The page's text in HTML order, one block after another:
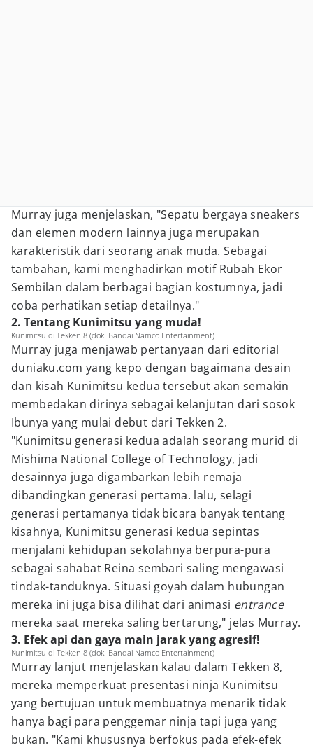
Murray juga menjelaskan, "Sepatu bergaya sneakers
dan elemen modern lainnya juga merupakan
karakteristik dari seorang anak muda. Sebagai
tambahan, kami menghadirkan motif Rubah Ekor
Sembilan dalam berbagai bagian kostumnya, jadi
coba perhatikan setiap detailnya."
2. Tentang Kunimitsu yang muda!
Kunimitsu di Tekken 8 (dok. Bandai Namco Entertainment)
Murray juga menjawab pertanyaan dari editorial
duniaku.com yang kepo dengan bagaimana desain
dan kisah Kunimitsu kedua tersebut akan semakin
membedakan dirinya sebagai kelanjutan dari sosok
Ibunya yang mulai debut dari Tekken 2.
"Kunimitsu generasi kedua adalah seorang murid di
Mishima National College of Technology, jadi
desainnya juga digambarkan lebih remaja
dibandingkan generasi pertama. lalu, selagi
generasi pertamanya tidak bicara banyak tentang
kisahnya, Kunimitsu generasi kedua sepintas
menjalani kehidupan sekolahnya berpura-pura
sebagai sahabat Reina sembari saling mengawasi
tindak-tanduknya. Situasi goyah dalam hubungan
mereka ini juga bisa dilihat dari animasi entrance
mereka saat mereka saling bertarung," jelas Murray.
3. Efek api dan gaya main jarak yang agresif!
Kunimitsu di Tekken 8 (dok. Bandai Namco Entertainment)
Murray lanjut menjelaskan kalau dalam Tekken 8,
mereka memperkuat presentasi ninja Kunimitsu
yang bertujuan untuk membuatnya menarik tidak
hanya bagi para penggemar ninja tapi juga yang
bukan. "Kami khususnya berfokus pada efek-efek